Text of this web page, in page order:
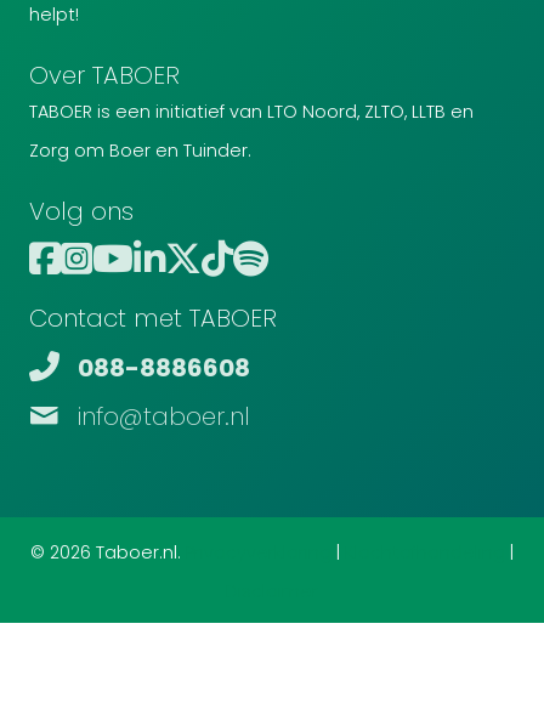
helpt!
Over TABOER
TABOER is een initiatief van LTO Noord, ZLTO, LLTB en
Zorg om Boer en Tuinder.
Volg ons
Contact met TABOER
088-8886608
info@taboer.nl
© 2026 Taboer.nl. |
|